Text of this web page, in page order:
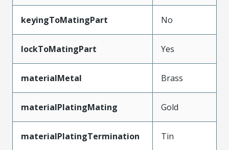
keyingToMatingPart No
lockToMatingPart Yes
materialMetal Brass
materialPlatingMating Gold
materialPlatingTermination Tin